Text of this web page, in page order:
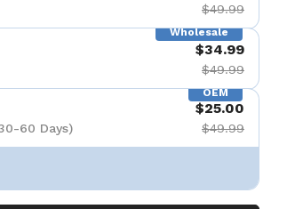
$49.99
Wholesale
$34.99
$49.99
OEM
60 Days)
$25.00
$49.99